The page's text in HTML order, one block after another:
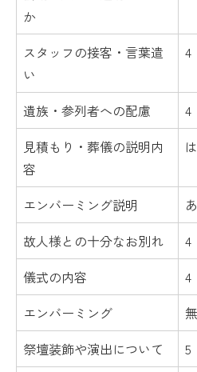
か
スタッフの接客・言葉遣
い
4
遺族・参列者への配慮
4
見積もり・葬儀の説明内
容
エンバーミング説明
故人様との十分なお別れ
4
儀式の内容
4
エンバーミング
無
祭壇装飾や演出について
5